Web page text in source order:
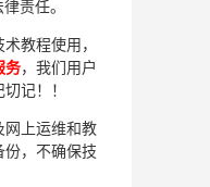
责任。
教程使用，
务，我们用户
记！！
网上运维和教
，不确保技